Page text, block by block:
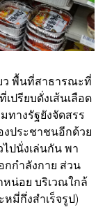
ว พื้นที่สาธารณะที่
ปรียบดั่งเส้นเลือด
างรัฐยังจัดสรร
งประชาชนอีกด้วย
ปนั่งเล่นกัน พา
กกำลังกาย ส่วน
หน่อย บริเวณใกล้
มี่กึ่งสำเร็จรูป)